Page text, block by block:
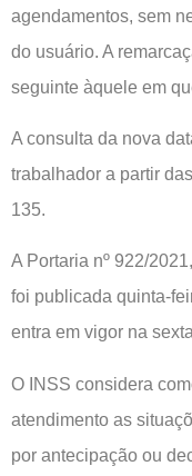
agendamentos, sem
do usuário. A
seguinte àquele em
A consulta da nova
trabalhador a partir
135.
A Portaria nº 922/
foi publicada quinta-
entra em vigor na
O INSS considera
atendimento as
por antecipação ou